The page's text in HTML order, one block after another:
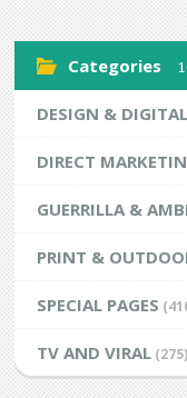
Categories
DESIGN & DIGITAL
DIRECT
GUERRILLA &
PRINT &
SPECIAL PAGES
TV AND VIRAL (275)